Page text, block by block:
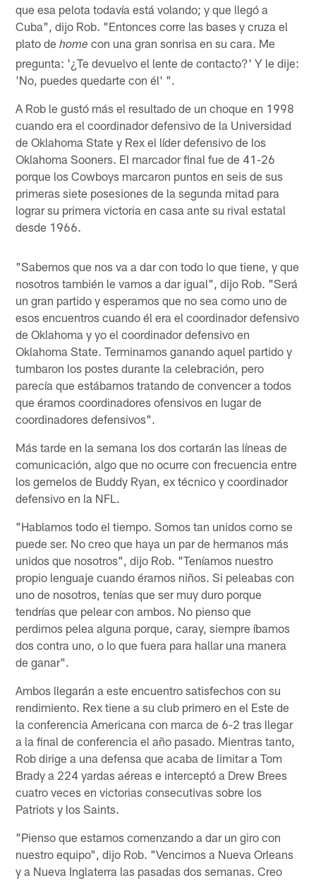
que esa pelota todavía está volando; y que llegó a
Cuba", dijo Rob. "Entonces corre las bases y cruza el
plato dehome con una gran sonrisa en su cara. Me
pregunta: '¿Te devuelvo el lente de contacto?' Y le dije:
'No, puedes quedarte con él' ".
A Rob le gustó más el resultado de un choque en 1998
cuando era el coordinador defensivo de la Universidad
de Oklahoma State y Rex el líder defensivo de los
Oklahoma Sooners. El marcador final fue de 41-26
porque los Cowboys marcaron puntos en seis de sus
primeras siete posesiones de la segunda mitad para
lograr su primera victoria en casa ante su rival estatal
desde 1966.
"Sabemos que nos va a dar con todo lo que tiene, y que
nosotros también le vamos a dar igual", dijo Rob. "Será
un gran partido y esperamos que no sea como uno de
esos encuentros cuando él era el coordinador defensivo
de Oklahoma y yo el coordinador defensivo en
Oklahoma State. Terminamos ganando aquel partido y
tumbaron los postes durante la celebración, pero
parecía que estábamos tratando de convencer a todos
que éramos coordinadores ofensivos en lugar de
coordinadores defensivos".
Más tarde en la semana los dos cortarán las líneas de
comunicación, algo que no ocurre con frecuencia entre
los gemelos de Buddy Ryan, ex técnico y coordinador
defensivo en la NFL.
"Hablamos todo el tiempo. Somos tan unidos como se
puede ser. No creo que haya un par de hermanos más
unidos que nosotros", dijo Rob. "Teníamos nuestro
propio lenguaje cuando éramos niños. Si peleabas con
uno de nosotros, tenías que ser muy duro porque
tendrías que pelear con ambos. No pienso que
perdimos pelea alguna porque, caray, siempre íbamos
dos contra uno, o lo que fuera para hallar una manera
de ganar".
Ambos llegarán a este encuentro satisfechos con su
rendimiento. Rex tiene a su club primero en el Este de
la conferencia Americana con marca de 6-2 tras llegar
a la final de conferencia el año pasado. Mientras tanto,
Rob dirige a una defensa que acaba de limitar a Tom
Brady a 224 yardas aéreas e interceptó a Drew Brees
cuatro veces en victorias consecutivas sobre los
Patriots y los Saints.
"Pienso que estamos comenzando a dar un giro con
nuestro equipo", dijo Rob. "Vencimos a Nueva Orleans
y a Nueva Inglaterra las pasadas dos semanas. Creo